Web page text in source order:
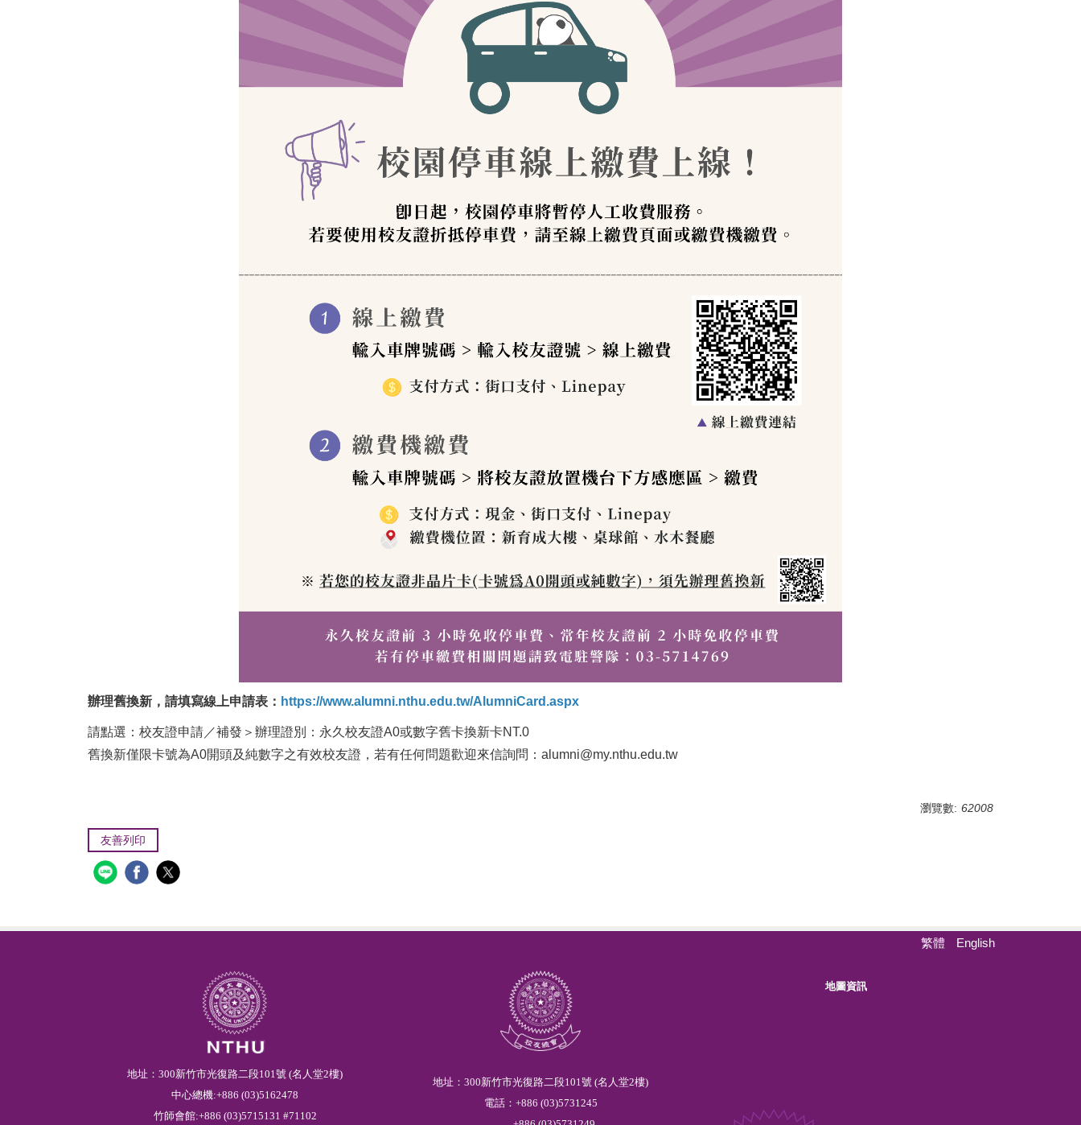
辦理舊換新，請填寫線上申請表： https://www.alumni.nthu.edu.tw/AlumniCard.aspx
請點選：校友證申請／補發＞辦理證別：永久校友證A0或數字舊卡換新卡NT.0
舊換新僅限卡號為A0開頭及純數字之有效校友證，若有任何問題歡迎來信詢問：alumni@my.nthu.edu.tw
瀏覽數: 62008
友善列印
繁體 English
地址：300新竹市光復路二段101號 (名人堂2樓)
中心總機:+886 (03)5162478
竹師會館:+886 (03)5715131 #71102
地址：300新竹市光復路二段101號 (名人堂2樓)
電話： +886 (03)5731245
地圖資訊